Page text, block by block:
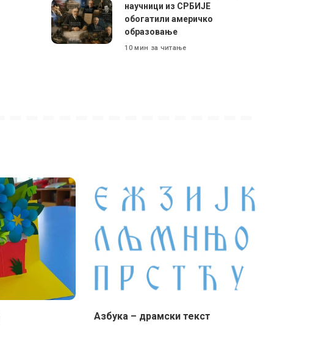
научници из СРБИЈЕ
обогатили америчко
образовање
10 мин за читање
Aзбука – драмски текст